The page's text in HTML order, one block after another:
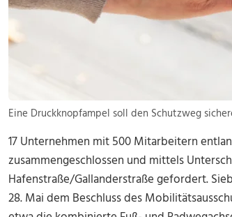
Eine Druckknopfampel soll den Schutzweg
17 Unternehmen mit 500 Mitarbeitern
zusammengeschlossen und mittels
Hafenstraße/Gallanderstraße gefordert.
28. Mai dem Beschluss des